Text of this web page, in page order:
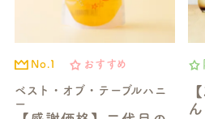
No.1 おすすめ
ベスト・オブ・テーブルハニ
ー